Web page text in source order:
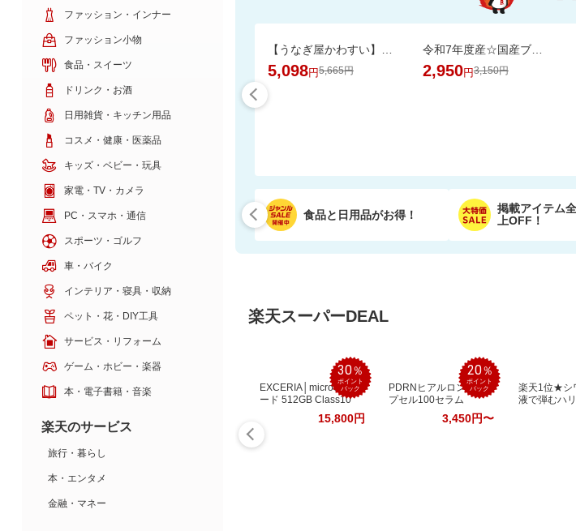
5,098円5,665円
令和7年度産☆国産ブレンド米5kgがお買い得！【楽天オリジナル】
2,950円3,150円
食品と日用品がお得！
掲載アイテム
上OFF！
楽天スーパーDEAL
30％
ポイント
バック
EXCERIA│microSDカ
ード 512GB Class10
15,800円
20％
ポイント
バック
PDRNヒアルロン酸カ
プセル100セラム
3,450円〜
楽天1位★シ
液で弾むハ
ファッション・インナー
ファッション小物
食品・スイーツ
ドリンク・お酒
日用雑貨・キッチン用品
コスメ・健康・医薬品
キッズ・ベビー・玩具
家電・TV・カメラ
PC・スマホ・通信
スポーツ・ゴルフ
車・バイク
インテリア・寝具・収納
ペット・花・DIY工具
サービス・リフォーム
ゲーム・ホビー・楽器
本・電子書籍・音楽
楽天のサービス
旅行・暮らし
本・エンタメ
金融・マネー